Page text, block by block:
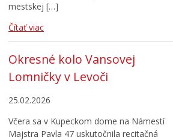
mestskej […]
Čítať viac
Okresné kolo Vansovej
Lomničky v Levoči
25.02.2026
Včera sa v Kupeckom dome na Námestí
Majstra Pavla 47 uskutočnila recitačná